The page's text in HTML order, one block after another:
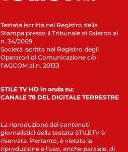
Testata iscritta nel Registro della
Stampa presso il Tribunale di Salerno al
n. 34/2009
Società iscritta nel Registro degli
Operatori di Comunicazione c/o
l’AGCOM al n. 20133
STILE TV HD in onda su:
CANALE 78 DEL DIGITALE TERRESTRE
La riproduzione dei contenuti
giornalistici della testata STILETV è
riservata. Pertanto, è vietata la
riproduzione e l’uso, anche parziale, di